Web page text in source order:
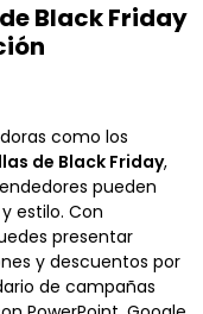
Black Friday
como los
de Black Friday,
pueden
estilo. Con
presentar
y descuentos por
de campañas